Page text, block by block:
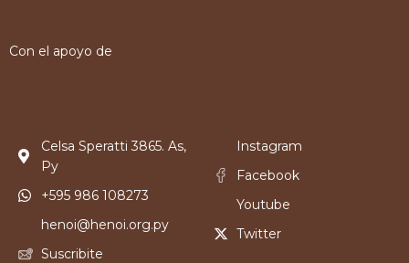
Con el apoyo de
Celsa Speratti 3865. As,
Py
+595 986 108273
henoi@henoi.org.py
Suscribite
Instagram
Facebook
Youtube
Twitter